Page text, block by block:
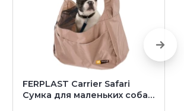
FERPLAST Carrier Safari
Сумка для маленьких собак